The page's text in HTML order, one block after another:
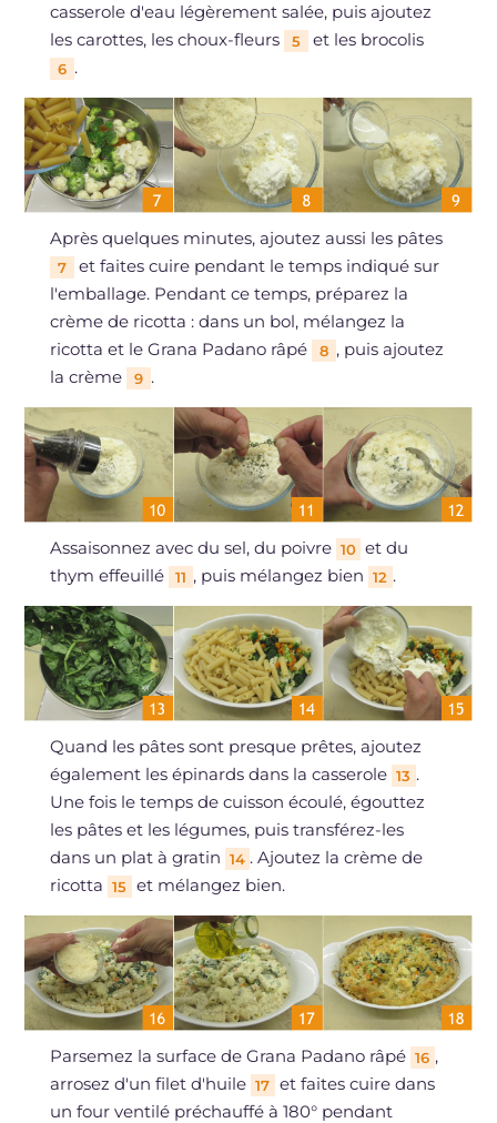
casserole d'eau légèrement salée, puis ajoutez
les carottes, les choux-fleurs
5 et les brocolis
6 .
Après quelques minutes, ajoutez aussi les pâtes
7
et faites cuire pendant le temps indiqué sur
l'emballage. Pendant ce temps, préparez la
crème de ricotta : dans un bol, mélangez la
ricotta et le Grana Padano râpé
8 , puis ajoutez
la crème
9 .
Assaisonnez avec du sel, du poivre 10 et du
thym effeuillé
11 , puis mélangez bien 12 .
Quand les pâtes sont presque prêtes, ajoutez
également les épinards dans la casserole 13 .
Une fois le temps de cuisson écoulé, égouttez
les pâtes et les légumes, puis transférez-les
dans un plat à gratin 14 . Ajoutez la crème de
ricotta 15 et mélangez bien.
Parsemez la surface de Grana Padano râpé 16 ,
arrosez d'un filet d'huile 17 et faites cuire dans
un four ventilé préchauffé à 180° pendant